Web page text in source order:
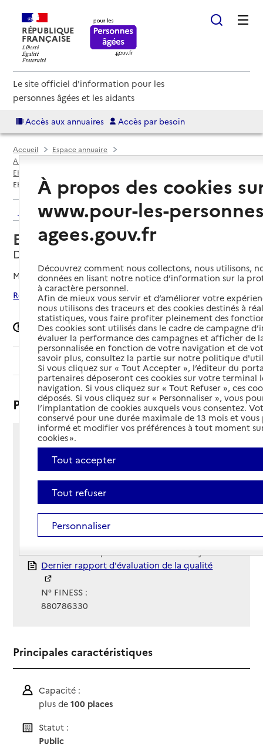
RÉPUBLIQUE
FRANÇAISE
Le site officiel d'information pour les
personnes âgées et les aidants
Accès aux annuaires Accès par besoin
Accueil
Espace annuaire
Annuaire EHPAD et maisons de retraite
EHPAD par département
EHPAD André Barbier
Retour aux résultats de l'annuaire
EHPAD André Barbier
Darney, VOSGES
Mis à jour le27/01/2026
Rechercher les établissements autour de Darney
Signaler une erreur
Sommaire
Présentation
1 route de Vittel
88260 - Darney
Voir itinéraire
Téléphone :
03 29 09 30 06
Contact
Contact
Site Internet
Site internet non renseigné
Gestionnaire :
Rapport HAS
Dernier rapport d'évaluation de la qualité
N° FINESS :
880786330
Principales caractéristiques
Capacité :
plus de100 places
Statut :
Public
À propos des cookies
www.pour-les-
agees.gouv.fr
Découvrez comment nous collectons, nous utilisons,
données en lisant notre notice d’information sur la
à caractère personnel.
Afin de mieux vous servir et d’améliorer votre
nous utilisons des traceurs et des cookies destinés à
statistiques, vous faire profiter pleinement des
Des cookies sont utilisés dans le cadre de campagne
évaluer la performance des campagnes et afficher de
personnalisée en fonction de votre navigation et de
savoir plus, consultez la partie sur notre politique
Si vous cliquez sur « Tout Accepter », l’éditeur du
partenaires déposeront ces cookies sur votre terminal
navigation. Si vous cliquez sur « Tout Refuser », ces
déposés. Si vous cliquez sur « Personnaliser », vous
l’implantation de cookies auxquels vous consentez.
conservé pour une durée maximale de 13 mois et
informé et modifier vos préférences à tout moment
cookies ».
Tout accepter
Tout refuser
Personnaliser